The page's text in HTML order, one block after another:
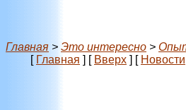
Главная > Это интересно >
[ Главная ] [ Вверх ] [ Новости